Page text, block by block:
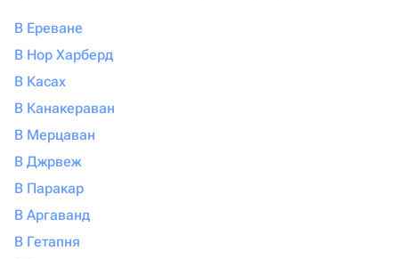
В Ереване
В Нор Харберд
В Касах
В Канакераван
В Мерцаван
В Джрвеж
В Паракар
В Аргаванд
В Гетапня